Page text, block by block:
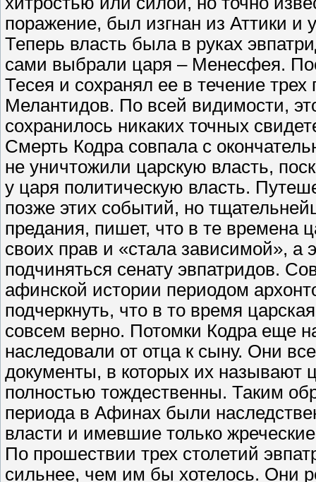
поражение, был изгнан из Аттики и
Теперь власть была в руках
сами выбрали царя – Менесфея.
Тесея и сохранял ее в течение
Мелантидов. По всей видимости,
сохранилось никаких точных
Смерть Кодра совпала с
не уничтожили царскую власть,
у царя политическую власть.
позже этих событий, но
предания, пишет, что в те времена
своих прав и «стала зависимой», а
подчиняться сенату эвпатридов.
афинской истории периодом
подчеркнуть, что в то время
совсем верно. Потомки Кодра еще
наследовали от отца к сыну. Они
документы, в которых их называют
полностью тождественны. Таким
периода в Афинах были
власти и имевшие только
По прошествии трех столетий
сильнее, чем им бы хотелось. Они